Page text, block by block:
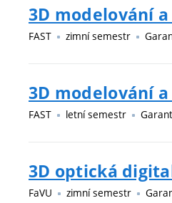
3D modelování a
FAST zimní semestr
3D modelování a
FAST letní semestr
3D optická
FaVU zimní semestr